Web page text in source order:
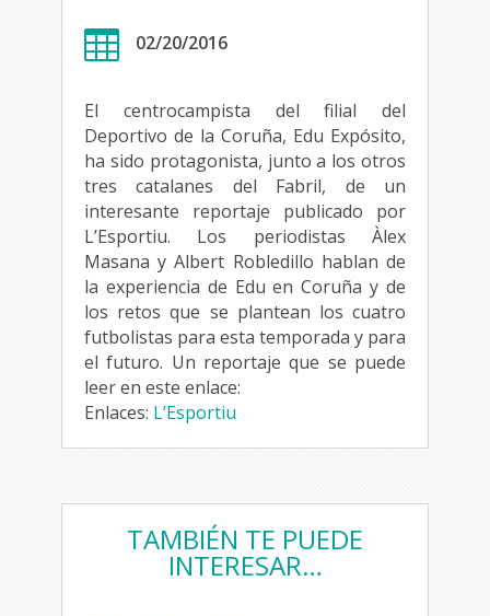
 02/20/2016
El centrocampista del filial del
Deportivo de la Coruña, Edu Expósito,
ha sido protagonista, junto a los otros
tres catalanes del Fabril, de un
interesante reportaje publicado por
L’Esportiu. Los periodistas Àlex
Masana y Albert Robledillo hablan de
la experiencia de Edu en Coruña y de
los retos que se plantean los cuatro
futbolistas para esta temporada y para
el futuro. Un reportaje que se puede
leer en este enlace:
Enlaces: L’Esportiu
TAMBIÉN TE PUEDE
INTERESAR…